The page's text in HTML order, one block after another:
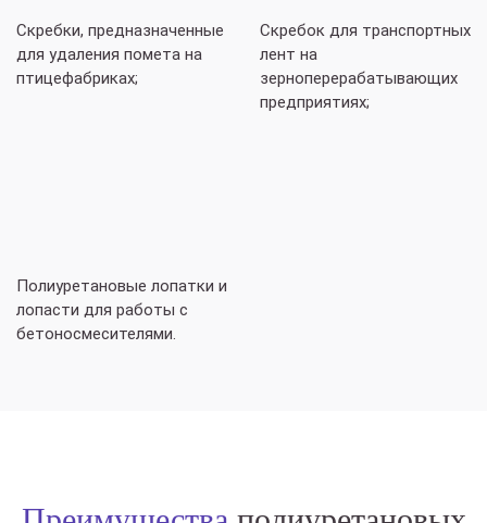
Скребки, предназначенные
для удаления помета на
птицефабриках;
Скребок для транспортных
лент на
зерноперерабатывающих
предприятиях;
Полиуретановые лопатки и
лопасти для работы с
бетоносмесителями.